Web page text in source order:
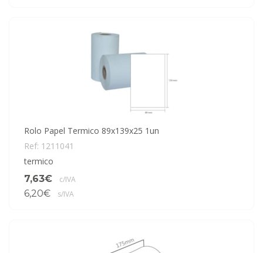
Rolo Papel Termico 89x139x25 1un
Ref: 1211041
termico
7,63€
c/IVA
6,20€ s/IVA